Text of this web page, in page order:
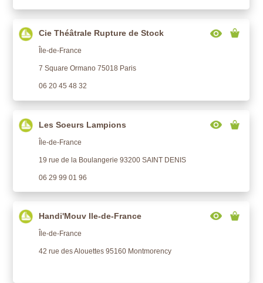
Cie Théâtrale Rupture de Stock
Île-de-France
7 Square Ormano 75018 Paris
06 20 45 48 32
Les Soeurs Lampions
Île-de-France
19 rue de la Boulangerie 93200 SAINT DENIS
06 29 99 01 96
Handi'Mouv Ile-de-France
Île-de-France
42 rue des Alouettes 95160 Montmorency